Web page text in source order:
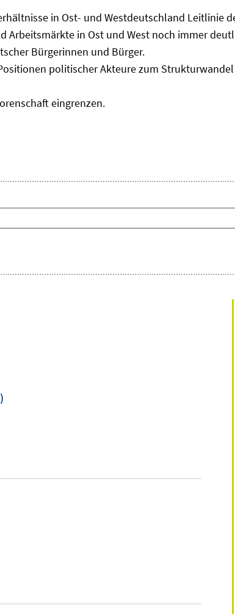
in Ost- und Westdeutschland Leitlinie
Arbeitsmärkte in Ost und West noch immer
Bürgerinnen und Bürger.
politischer Akteure zum
eingrenzen.